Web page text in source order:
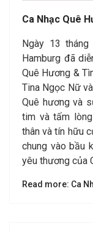
Ca Nhạc Quê
Ngày 13
Hamburg đã
Quê Hương &
Tina Ngọc Nữ
Quê hương và
tim và tấm
thân và tín hữu
chung vào bầu
yêu thương của
Read more: Ca